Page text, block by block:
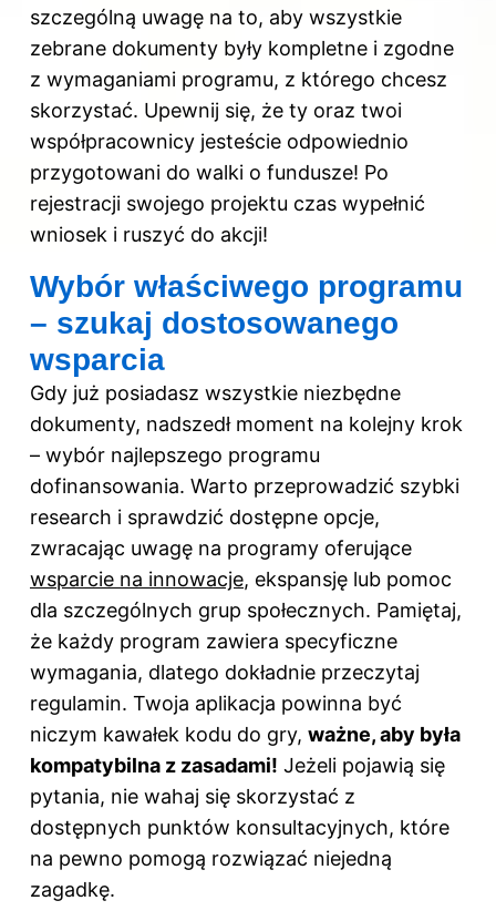
szczególną uwagę na to, aby wszystkie
zebrane dokumenty były kompletne i zgodne
z wymaganiami programu, z którego chcesz
skorzystać. Upewnij się, że ty oraz twoi
współpracownicy jesteście odpowiednio
przygotowani do walki o fundusze! Po
rejestracji swojego projektu czas wypełnić
wniosek i ruszyć do akcji!
Wybór właściwego programu
– szukaj dostosowanego
wsparcia
Gdy już posiadasz wszystkie niezbędne
dokumenty, nadszedł moment na kolejny krok
– wybór najlepszego programu
dofinansowania. Warto przeprowadzić szybki
research i sprawdzić dostępne opcje,
zwracając uwagę na programy oferujące
wsparcie na innowacje, ekspansję lub pomoc
dla szczególnych grup społecznych. Pamiętaj,
że każdy program zawiera specyficzne
wymagania, dlatego dokładnie przeczytaj
regulamin. Twoja aplikacja powinna być
niczym kawałek kodu do gry, ważne, aby była
kompatybilna z zasadami! Jeżeli pojawią się
pytania, nie wahaj się skorzystać z
dostępnych punktów konsultacyjnych, które
na pewno pomogą rozwiązać niejedną
zagadkę.